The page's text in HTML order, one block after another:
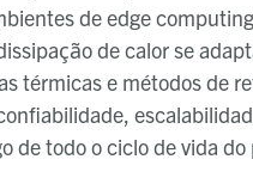
de edge
de calor se
térmicas e métodos de
de todo o ciclo de vida do